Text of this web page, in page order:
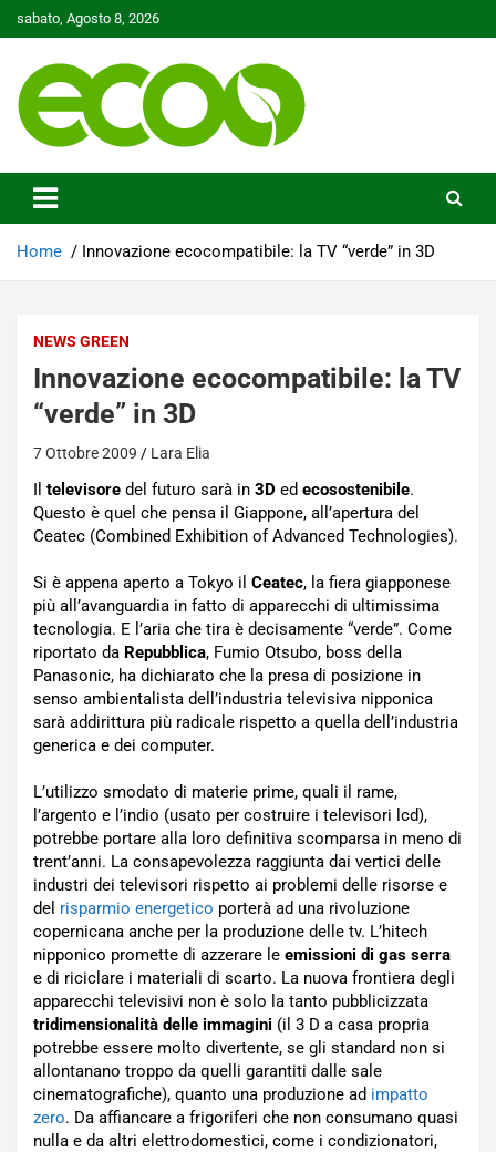
to
sabato, Agosto 8, 2026
Ecoo.it
Home Innovazione ecocompatibile: la TV “verde” in 3D
NEWS GREEN
Innovazione ecocompatibile: la TV
“verde” in 3D
7 Ottobre 2009 Lara Elia
Il televisore del futuro sarà in 3D ed ecosostenibile.
Questo è quel che pensa il Giappone, all’apertura del
Ceatec (Combined Exhibition of Advanced Technologies).
Si è appena aperto a Tokyo il Ceatec, la fiera giapponese
più all’avanguardia in fatto di apparecchi di ultimissima
tecnologia. E l’aria che tira è decisamente “verde”. Come
riportato da Repubblica, Fumio Otsubo, boss della
Panasonic, ha dichiarato che la presa di posizione in
senso ambientalista dell’industria televisiva nipponica
sarà addirittura più radicale rispetto a quella dell’industria
generica e dei computer.
L’utilizzo smodato di materie prime, quali il rame,
l’argento e l’indio (usato per costruire i televisori lcd),
potrebbe portare alla loro definitiva scomparsa in meno di
trent’anni. La consapevolezza raggiunta dai vertici delle
industri dei televisori rispetto ai problemi delle risorse e
del risparmio energetico porterà ad una rivoluzione
copernicana anche per la produzione delle tv. L’hitech
nipponico promette di azzerare le emissioni di gas serra
e di riciclare i materiali di scarto. La nuova frontiera degli
apparecchi televisivi non è solo la tanto pubblicizzata
tridimensionalità delle immagini (il 3 D a casa propria
potrebbe essere molto divertente, se gli standard non si
allontanano troppo da quelli garantiti dalle sale
cinematografiche), quanto una produzione ad impatto
zero. Da affiancare a frigoriferi che non consumano quasi
nulla e da altri elettrodomestici, come i condizionatori,